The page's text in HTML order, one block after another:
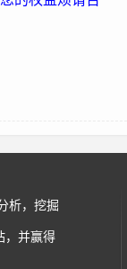
析，挖掘
，并赢得